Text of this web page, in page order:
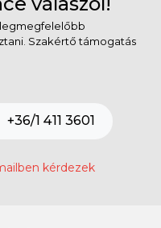
Szakértő támogatás
+36/1 411 3601
kérdezek